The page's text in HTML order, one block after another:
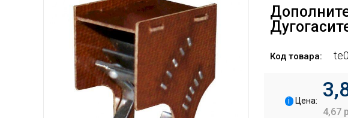
Код товара:
i Цена:
4,67